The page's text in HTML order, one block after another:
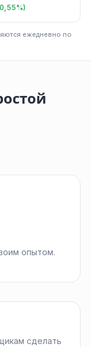
ежедневно по
опытом.
сделать